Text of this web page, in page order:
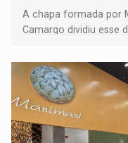
A chapa formada por
Camargo dividiu esse